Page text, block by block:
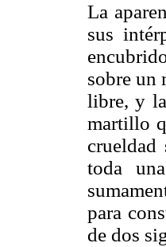
La
sus
sobre un
libre, y
martillo
crueldad
toda
para
de dos